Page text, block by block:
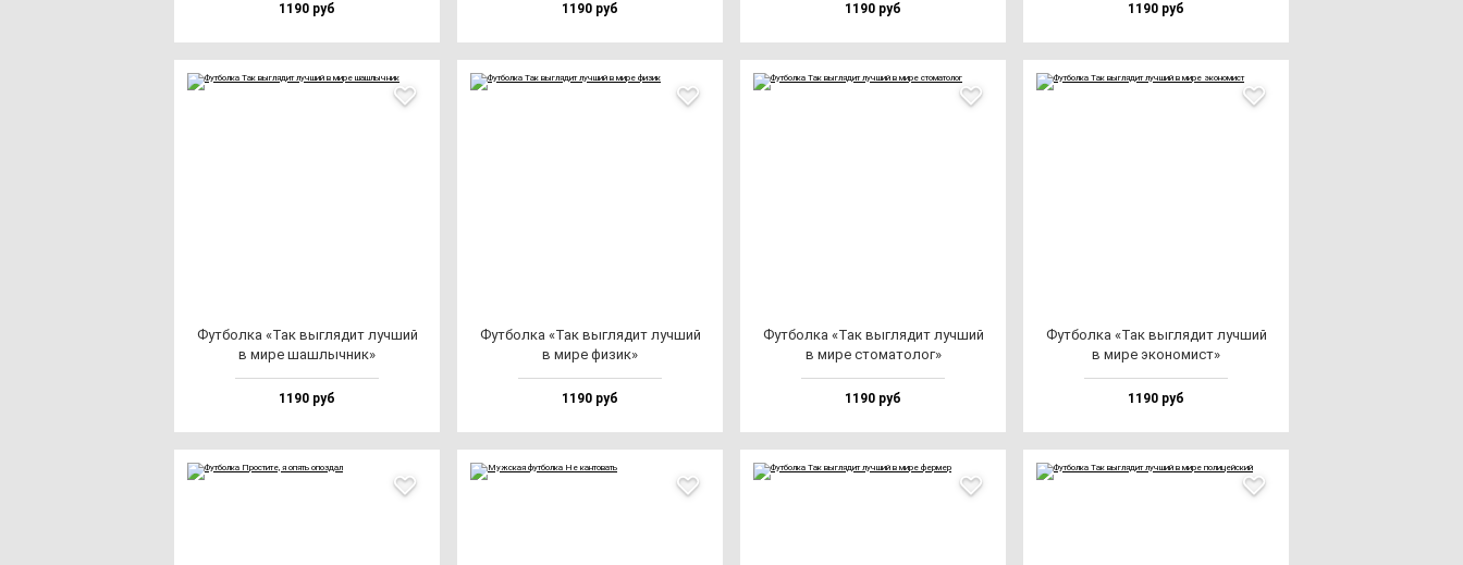
1190 руб 1190 руб 1190 руб 1190 руб
Фут­бол­ка «Так выг­ля­дит луч­ший
в ми­ре шаш­лыч­ник»
1190 руб
Фут­бол­ка «Так выг­ля­дит луч­ший
в ми­ре фи­зик»
1190 руб
Фут­бол­ка «Так выг­ля­дит луч­ший
в ми­ре сто­ма­то­лог»
1190 руб
Фут­бол­ка «Так выг­ля­дит луч­ший
в ми­ре эко­но­мист»
1190 руб